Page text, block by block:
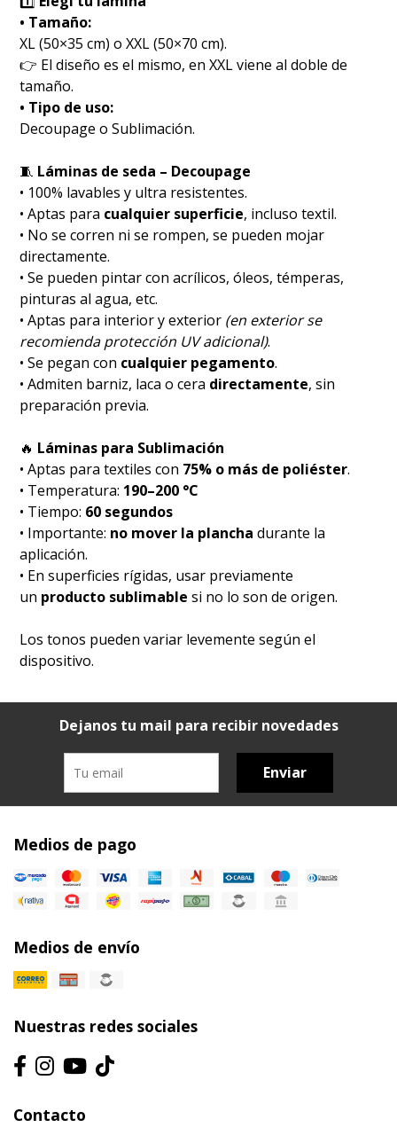
• Tamaño:
XL (50×35 cm) o XXL (50×70 cm).
👉 El diseño es el mismo, en XXL viene al doble de
tamaño.
• Tipo de uso:
Decoupage o Sublimación.
🧵 Láminas de seda – Decoupage
• 100% lavables y ultra resistentes.
• Aptas para cualquier superficie, incluso textil.
• No se corren ni se rompen, se pueden mojar
directamente.
• Se pueden pintar con acrílicos, óleos, témperas,
pinturas al agua, etc.
• Aptas para interior y exterior (en exterior se
recomienda protección UV adicional).
• Se pegan con cualquier pegamento.
• Admiten barniz, laca o cera directamente, sin
preparación previa.
🔥 Láminas para Sublimación
• Aptas para textiles con 75% o más de poliéster.
• Temperatura: 190–200 °C
• Tiempo: 60 segundos
• Importante: no mover la plancha durante la
aplicación.
• En superficies rígidas, usar previamente
un producto sublimable si no lo son de origen.
Los tonos pueden variar levemente según el
dispositivo.
Dejanos tu mail para recibir novedades
Enviar
Medios de pago
Medios de envío
Nuestras redes sociales
Contacto